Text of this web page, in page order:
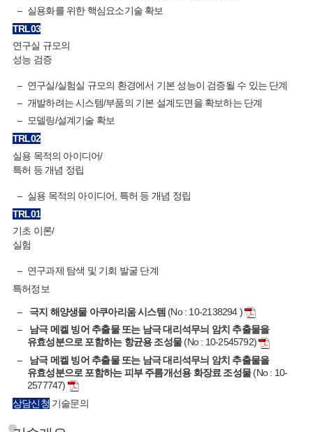
실용화를 위한 핵심요소기술 확보
TRL03
연구실 규모의
성능 검증
연구실/실험실 규모의 환경에서 기본 성능이 검증될 수 있는 단계
개발하려는 시스템/부품의 기본 설계도면을 확보하는 단계
모델링/설계기술 확보
TRL02
실용 목적의 아이디어/
특허 등 개념 정립
실용 목적의 아이디어, 특허 등 개념 정립
TRL01
기초 이론/
실험
연구과제 탐색 및 기회 발굴 단계
특허정보
극지 해양생물 아쿠아리움 시스템 (No : 10-2138294 )
남극 메켈 빙어 추출물 또는 남극 대리석무늬 암치 추출물을
유효성분으로 포함하는 항균용 조성물(No : 10-2545792)
남극 메켈 빙어 추출물 또는 남극 대리석무늬 암치 추출물을
유효성분으로 포함하는 피부 주름개선용 화장료 조성물 (No : 10-
2577747)
상담신청 기술문의